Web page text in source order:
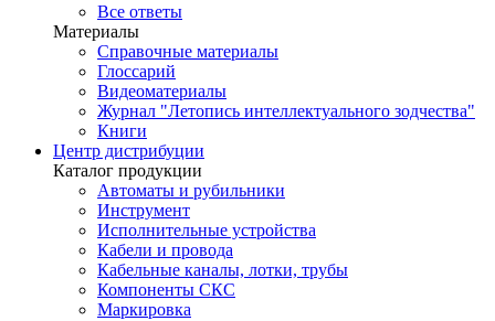
Все ответы
Материалы
Справочные материалы
Глоссарий
Видеоматериалы
Журнал "Летопись интеллектуального зодчества"
Книги
Центр дистрибуции
Каталог продукции
Автоматы и рубильники
Инструмент
Исполнительные устройства
Кабели и провода
Кабельные каналы, лотки, трубы
Компоненты СКС
Маркировка